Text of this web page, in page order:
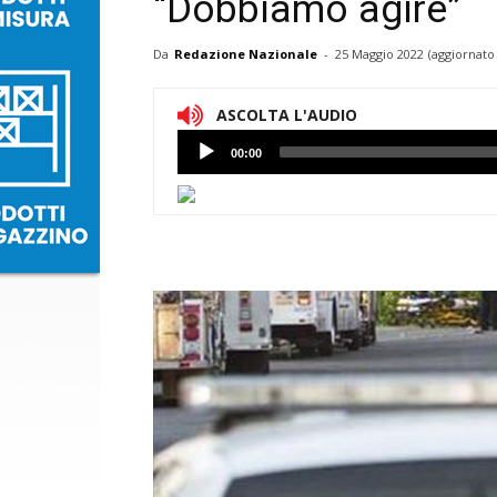
“Dobbiamo agire”
Da Redazione Nazionale - 25 Maggio 2022 (aggiornato
ASCOLTA L'AUDIO
Lettore
Audio
00:00